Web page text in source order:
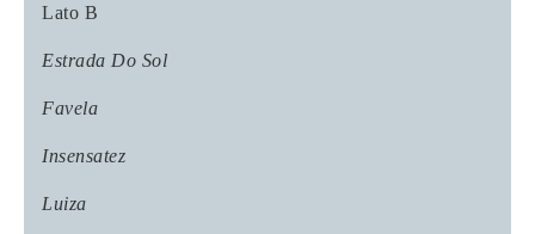
Lato B
Estrada Do Sol
Favela
Insensatez
Luiza